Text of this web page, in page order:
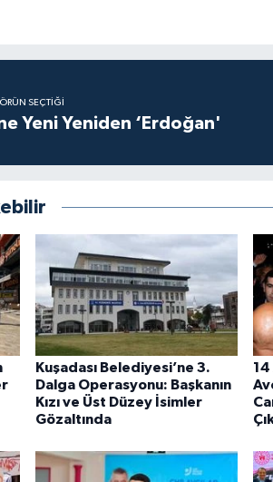
SEÇTIĞI
Yeni Yeniden ‘Erdoğan'
Kuşadası Belediyesi’ne 3.
Dalga Operasyonu: Başkanın
Kızı ve Üst Düzey İsimler
Gözaltında
14